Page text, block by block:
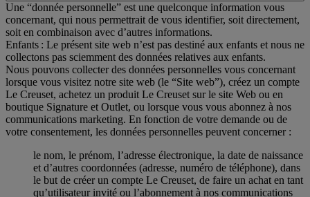
Une “donnée personnelle” est une quelconque information vous
concernant, qui nous permettrait de vous identifier, soit directement,
soit en combinaison avec d’autres informations.
Enfants : Le présent site web n’est pas destiné aux enfants et nous ne
collectons pas sciemment des données relatives aux enfants.
Nous pouvons collecter des données personnelles vous concernant
lorsque vous visitez notre site web (le “Site web”), créez un compte
Le Creuset, achetez un produit Le Creuset sur le site Web ou en
boutique Signature et Outlet, ou lorsque vous vous abonnez à nos
communications marketing. En fonction de votre demande ou de
votre consentement, les données personnelles peuvent concerner :
le nom, le prénom, l’adresse électronique, la date de naissance
et d’autres coordonnées (adresse, numéro de téléphone), dans
le but de créer un compte Le Creuset, de faire un achat en tant
qu’utilisateur invité ou l’abonnement à nos communications